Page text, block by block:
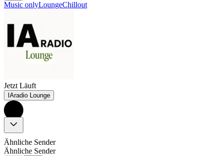
Music onlyLoungeChillout
Jetzt Läuft
IAradio Lounge
Ähnliche Sender
Ähnliche Sender